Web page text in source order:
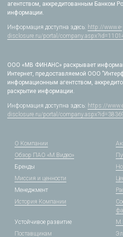
агентством, аккредитованным Банком
информации.
Информация доступна здесь: http://www.e-
disclosure.ru/portal/
ООО «МВ ФИНАНС» раскрывает
Интернет, предоставляемой ООО
информационным агентством,
раскрытие информации.
Информация доступна здесь: https://
disclosure.ru/portal/
О Компании
Обзор ПАО «М.Видео»
Бренды
Миссия и ценности
Менеджмент
История Компании
Устойчивое развитие
Поставщикам